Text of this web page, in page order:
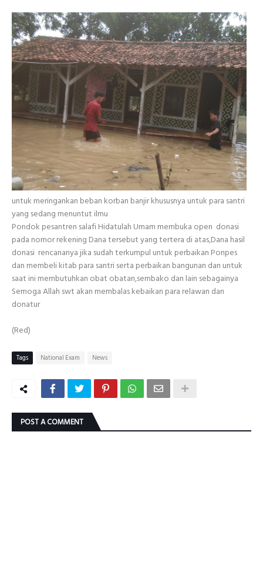
untuk meringankan beban korban banjir khususnya untuk para santri
yang sedang menuntut ilmu
Pondok pesantren salafi Hidatulah Umam membuka open donasi
pada nomor rekening Dana tersebut yang tertera di atas,Dana hasil
donasi rencananya jika sudah terkumpul untuk perbaikan Ponpes
dan membeli kitab para santri serta perbaikan bangunan dan untuk
saat ini membutuhkan obat obatan,sembako dan lain sebagainya
Semoga Allah swt akan membalas kebaikan para relawan dan
donatur
(Red)
Tags National Exam News
POST A COMMENT